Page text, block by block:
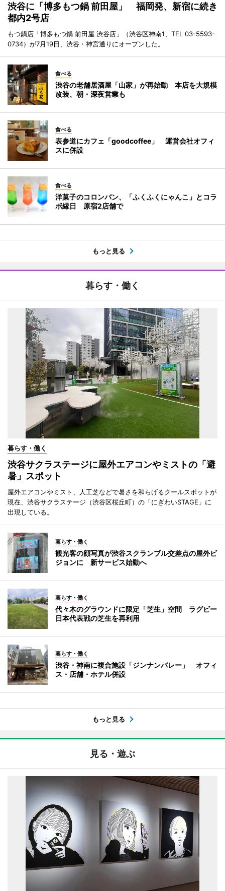
渋谷に「博多もつ鍋 前田屋」 福岡発、新宿に続き
都内2号店
もつ鍋店「博多もつ鍋 前田屋 渋谷店」（渋谷区神南1、TEL 03-5593-
0734）が7月19日、渋谷・神宮通りにオープンした。
食べる
渋谷の老舗居酒屋「山家」が再始動 本店を大規模
改装、朝・深夜営業も
食べる
表参道にカフェ「goodcoffee」 運営会社オフィ
スに併設
食べる
洋菓子のコロンバン、「ふくふくにゃんこ」とコラ
ボ縁日 原宿2店舗で
もっと見る
暮らす・働く
暮らす・働く
渋谷サクラステージに屋外エアコンやミストの「避
暑」スポット
屋外エアコンやミスト、人工芝などで暑さを和らげるクールスポットが
現在、渋谷サクラステージ（渋谷区桜丘町）の「にぎわいSTAGE」に
出現している。
暮らす・働く
観光客の顔写真が渋谷スクランブル交差点の屋外ビ
ジョンに 新サービス始動へ
暮らす・働く
代々木のグラウンドに限定「芝生」空間 ラグビー
日本代表戦の芝生を再利用
暮らす・働く
渋谷・神南に複合施設「ジンナンバレー」 オフィ
ス・店舗・ホテル併設
もっと見る
見る・遊ぶ